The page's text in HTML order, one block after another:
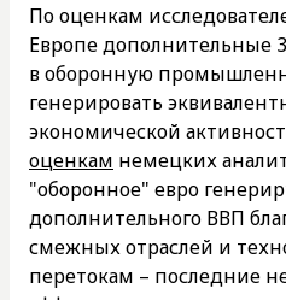
По оценкам
Европе дополнительные
в оборонную
генерировать
экономической
оценкам немецких
"оборонное" евро
дополнительного ВВП
смежных отраслей и
перетокам – последние